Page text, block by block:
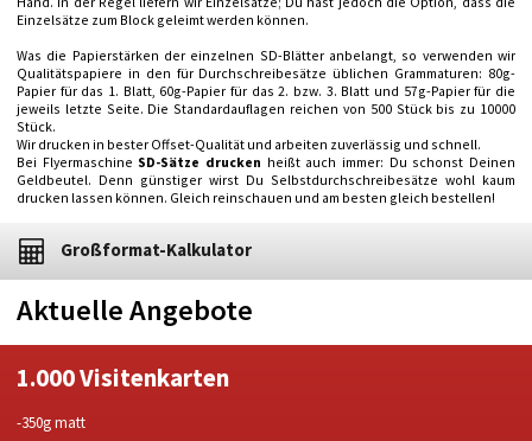
Einzelsätze zum Block geleimt werden können.
Was die Papierstärken der einzelnen SD-Blätter anbelangt, so verwenden wir
Qualitätspapiere in den für Durchschreibesätze üblichen Grammaturen: 80g-
Papier für das 1. Blatt, 60g-Papier für das 2. bzw. 3. Blatt und 57g-Papier für die
jeweils letzte Seite. Die Standardauflagen reichen von 500 Stück bis zu 10000
Stück.
Wir drucken in bester Offset-Qualität und arbeiten zuverlässig und schnell.
Bei Flyermaschine SD-Sätze drucken heißt auch immer: Du schonst Deinen
Geldbeutel. Denn günstiger wirst Du Selbstdurchschreibesätze wohl kaum
drucken lassen können. Gleich reinschauen und am besten gleich bestellen!
Großformat-Kalkulator
Aktuelle Angebote
1.000 Visitenkarten
-350g matt